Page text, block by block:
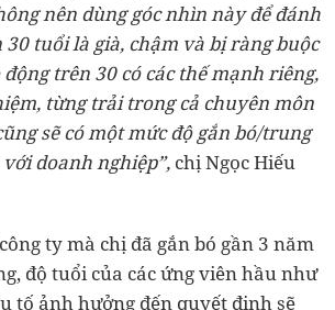
nên dùng góc nhìn này để đánh
tuổi là già, chậm và bị ràng buộc
trên 30 có các thế mạnh riêng,
từng trải trong cả chuyên môn
sẽ có một mức độ gắn bó/trung
doanh nghiệp”, chị Ngọc Hiếu
ty mà chị đã gắn bó gần 3 năm
độ tuổi của các ứng viên hầu như
tố ảnh hưởng đến quyết định sẽ